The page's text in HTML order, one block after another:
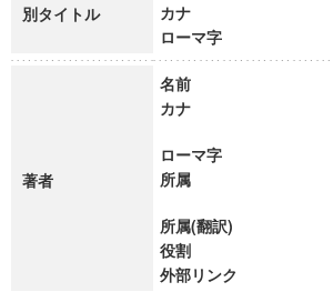
別タイトル
カナ
ローマ字
著者
名前
カナ
ローマ字
所属
所属(翻訳)
役割
外部リンク